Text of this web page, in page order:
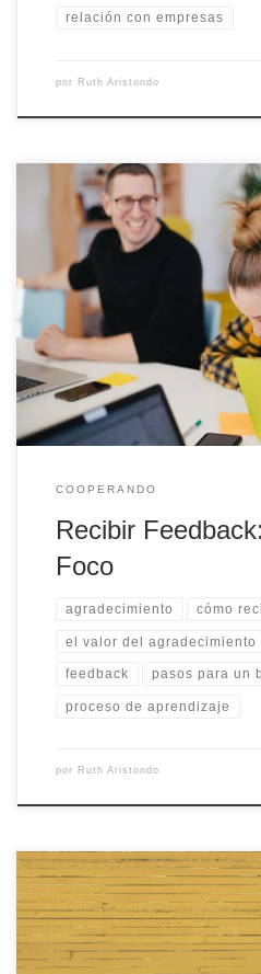
relación con empresas
por Ruth Aristondo
Debemos entender el feedback
sentidos, en el que cómo lo
saber aportarlo. Se trata de un
respeto que nos hace reflexionar.
COOPERANDO
Recibir
Foco
agradecimiento cómo
el valor del agradecimiento
feedback pasos para un
proceso de aprendizaje
por Ruth Aristondo